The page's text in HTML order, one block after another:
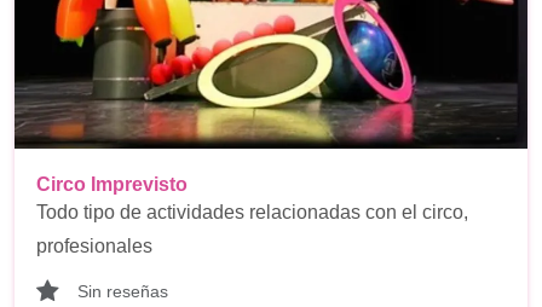
Circo Imprevisto
Todo tipo de actividades relacionadas con el circo,
profesionales
Sin reseñas